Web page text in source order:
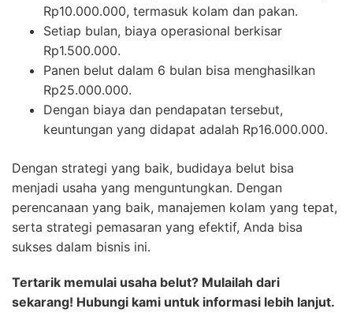
Rp10.000.000, termasuk kolam dan pakan.
Setiap bulan, biaya operasional berkisar
Rp1.500.000.
Panen belut dalam 6 bulan bisa menghasilkan
Rp25.000.000.
Dengan biaya dan pendapatan tersebut,
keuntungan yang didapat adalah Rp16.000.000.
Dengan strategi yang baik, budidaya belut bisa
menjadi usaha yang menguntungkan. Dengan
perencanaan yang baik, manajemen kolam yang tepat,
serta strategi pemasaran yang efektif, Anda bisa
sukses dalam bisnis ini.
Tertarik memulai usaha belut? Mulailah dari
sekarang! Hubungi kami untuk informasi lebih lanjut.